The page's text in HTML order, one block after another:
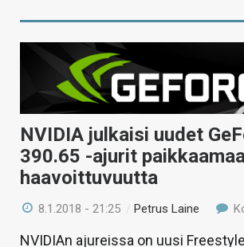
NVIDIA julkaisi uudet
390.65 -ajurit
haavoittuvuutta
8.1.2018 - 21:25 /Petrus Laine
NVIDIAn ajureissa on uusi